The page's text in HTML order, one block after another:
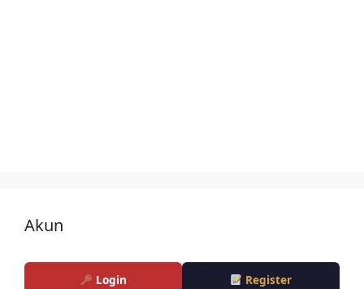
Akun
Login Register